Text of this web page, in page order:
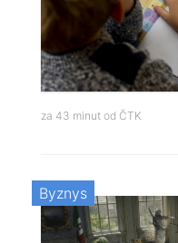
za 43 minut od ČTK
Byznys